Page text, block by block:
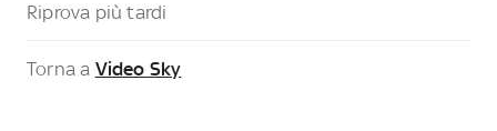
Riprova più tardi
Torna a Video Sky